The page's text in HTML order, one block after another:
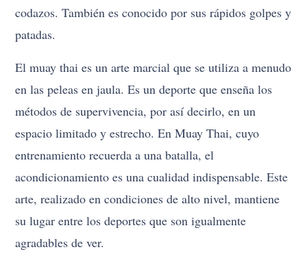
codazos. También es conocido por sus rápidos golpes y
patadas.
El muay thai es un arte marcial que se utiliza a menudo
en las peleas en jaula. Es un deporte que enseña los
métodos de supervivencia, por así decirlo, en un
espacio limitado y estrecho. En Muay Thai, cuyo
entrenamiento recuerda a una batalla, el
acondicionamiento es una cualidad indispensable. Este
arte, realizado en condiciones de alto nivel, mantiene
su lugar entre los deportes que son igualmente
agradables de ver.